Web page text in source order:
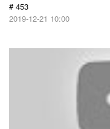
# 453
2019-12-21 10:00